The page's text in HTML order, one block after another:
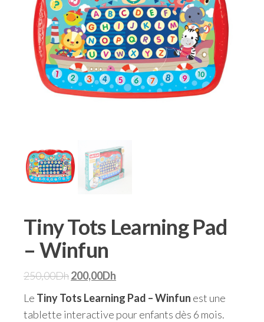
Tiny Tots Learning Pad
– Winfun
250,00Dh200,00Dh
Le Tiny Tots Learning Pad – Winfun est une
tablette interactive pour enfants dès 6 mois.